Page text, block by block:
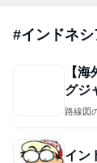
#インドネシ
【
グジ
路線図
イン